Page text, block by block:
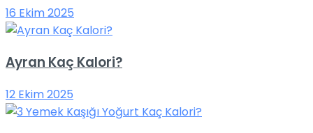
16 Ekim 2025
Ayran Kaç Kalori?
12 Ekim 2025